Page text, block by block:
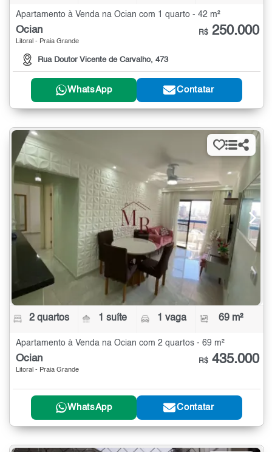
Apartamento à Venda na Ocian com 1 quarto - 42 m²
Ocian
Litoral - Praia Grande
Rua Doutor Vicente de Carvalho, 473
R$ 250.000
WhatsApp Contatar
2 quartos 1 suíte 1 vaga 69 m²
Apartamento à Venda na Ocian com 2 quartos - 69 m²
Ocian
Litoral - Praia Grande
R$ 435.000
WhatsApp Contatar